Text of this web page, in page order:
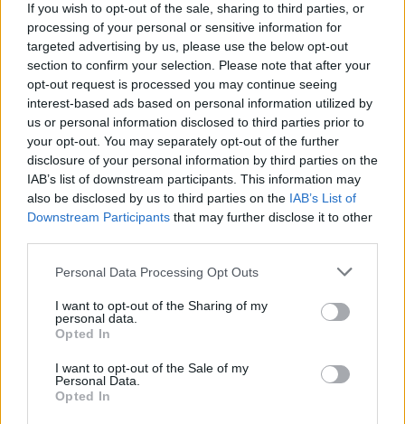
If you wish to opt-out of the sale, sharing to third parties, or
processing of your personal or sensitive information for
targeted advertising by us, please use the below opt-out
section to confirm your selection. Please note that after your
opt-out request is processed you may continue seeing
interest-based ads based on personal information utilized by
us or personal information disclosed to third parties prior to
your opt-out. You may separately opt-out of the further
disclosure of your personal information by third parties on the
IAB’s list of downstream participants. This information may
also be disclosed by us to third parties on the IAB’s List of
Downstream Participants that may further disclose it to other
Please note that this website/app uses one or more Google
not limited to your visit or usage behaviour. You may click to
grant or deny consent to Google and its third-party tags to
use your data for below specified purposes in below Google
consent section.
Personal Data Processing Opt Outs
I want to opt-out of the Sharing of my
personal data.
Opted In
I want to opt-out of the Sale of my
Personal Data.
Opted In
Εξαδάκτυλος: Πρέπει να
κινηθούμε προληπτικά
Μιλώντας στο iatropedia.gr για τη δράση του
κυκλώματος, o πρόεδρος του Πανελλήνιου
Ιατρικού Συλλόγου, Αθανάσιος Εξαδάκτυλος,
λέει χαρακτηριστικά: «Υπάρχει μια προσπάθεια και
μια πίεση από κάποιους ανθρώπους είτε
αποκτήσουν ψευδώς θετικά τεστ για
συγκεκριμένη χρήση, ή ψευδώς αρνητικά τεστ
για άλλη χρήση. Σαφώς έχουμε πολλαπλά
ονοματισμένα και στοιχειοθετημένα. Και για τον
λόγο αυτό θα πρέπει να κινηθούμε προληπτικά».
Οι προληπτικές ενέργειες αυτές που θα